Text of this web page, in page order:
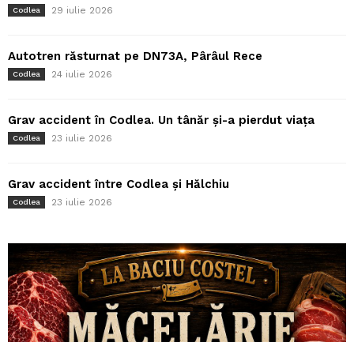
Codlea 29 iulie 2026
Autotren răsturnat pe DN73A, Pârâul Rece
Codlea 24 iulie 2026
Grav accident în Codlea. Un tânăr și-a pierdut viața
Codlea 23 iulie 2026
Grav accident între Codlea și Hălchiu
Codlea 23 iulie 2026